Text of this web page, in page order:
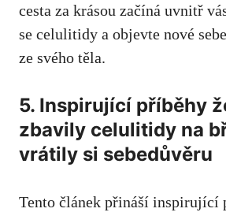
cesta za krásou začíná uvnitř
se celulitidy a objevte nové
ze svého těla.
5. Inspirující příběhy
zbavily celulitidy na
vrátily si sebedůvěru
Tento článek přináší inspirující